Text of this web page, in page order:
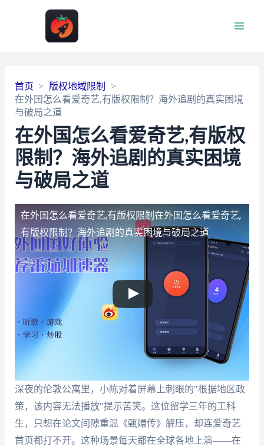
首页
版权地域限制
在外国怎么看爱奇艺,有版权限制？海外追剧的真实困境
与破局之道
在外国怎么看爱奇艺,有版权
限制？海外追剧的真实困境
与破局之道
在外国怎么看爱奇艺,有版权限制 在外国怎么看爱奇艺,
有版权限制？海外追剧的真实困境与破局之道
深夜的伦敦公寓里，小陈对着屏幕上刺眼的"根据地区政
策，该内容无法播放"提示苦笑。这位留学三年的工科
生，只想在论文间隙重温《甄嬛传》解压，却连爱奇艺
首页都打不开。这种场景每天都在全球各地上演——在